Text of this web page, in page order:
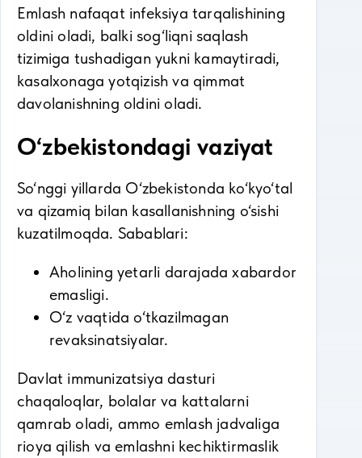
Emlash nafaqat infeksiya tarqalishining
oldini oladi, balki sog‘liqni saqlash
tizimiga tushadigan yukni kamaytiradi,
kasalxonaga yotqizish va qimmat
davolanishning oldini oladi.
O‘zbekistondagi vaziyat
So‘nggi yillarda O‘zbekistonda ko‘kyo‘tal
va qizamiq bilan kasallanishning o‘sishi
kuzatilmoqda. Sabablari:
Aholining yetarli darajada xabardor
emasligi.
O‘z vaqtida o‘tkazilmagan
revaksinatsiyalar.
Davlat immunizatsiya dasturi
chaqaloqlar, bolalar va kattalarni
qamrab oladi, ammo emlash jadvaliga
rioya qilish va emlashni kechiktirmaslik